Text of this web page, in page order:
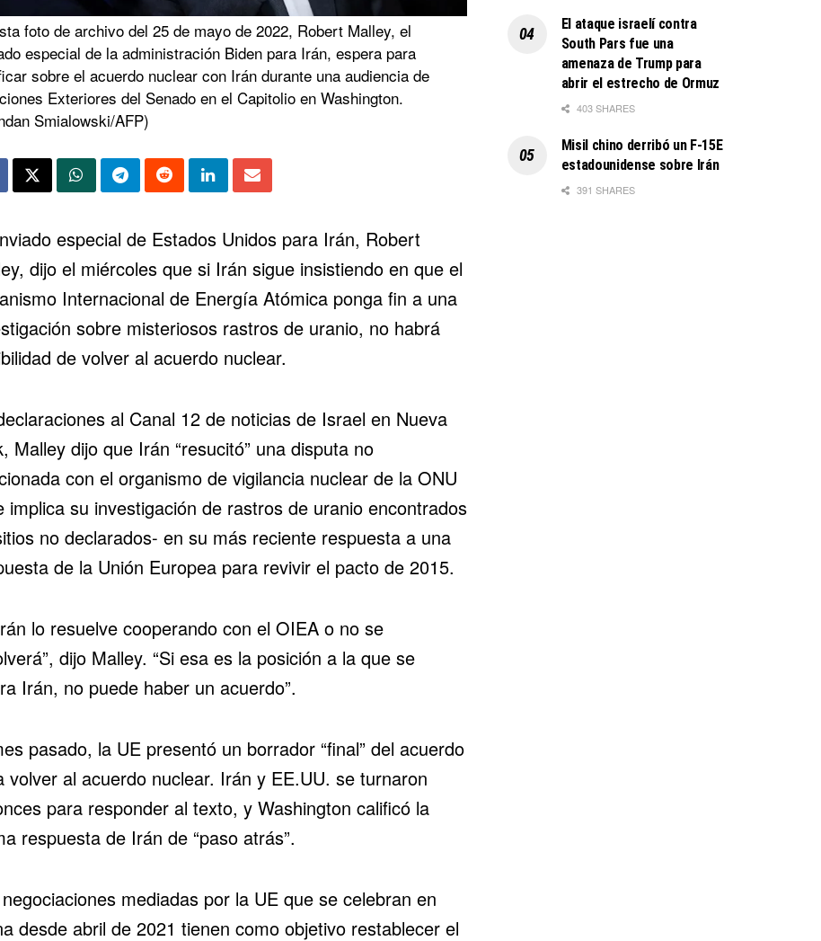
foto de archivo del 25 de mayo de 2022, Robert Malley, el
especial de la administración Biden para Irán, espera para
sobre el acuerdo nuclear con Irán durante una audiencia de
Exteriores del Senado en el Capitolio en Washington.
Smialowski/AFP)
especial de Estados Unidos para Irán, Robert
dijo el miércolesque si Irán sigue insistiendo en que el
Internacional de Energía Atómica ponga fin a una
sobre misteriosos rastros de uranio, no habrá
de volver al acuerdo nuclear.
al Canal 12 de noticias de Israel en Nueva
Malley dijo que Irán “resucitó” una disputa no
con el organismo de vigilancia nuclear de la ONU
implica su investigación de rastros de uranio encontrados
no declarados- en su más reciente respuesta a una
de la Unión Europea para revivir el pacto de 2015.
lo resuelve cooperando con el OIEA o no se
dijo Malley. “Si esa es la posición a la que se
Irán, no puede haber un acuerdo”.
pasado, la UE presentó un borrador “final” del acuerdo
volver al acuerdo nuclear. Irán y EE.UU. se turnaron
para responder al texto, y Washington calificó la
respuesta de Irán de “paso atrás”.
mediadas por la UE que se celebran en
desde abril de 2021 tienen como objetivo restablecer el
El ataque israelí contra
South Pars fue una
amenaza de Trump para
abrir el estrecho de Ormuz
403 SHARES
Misil chino derribó un F-15E
estadounidense sobre Irán
391 SHARES